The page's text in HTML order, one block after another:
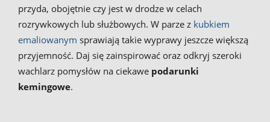
przyda, obojętnie czy jest w drodze w celach
rozrywkowych lub służbowych. W parze z kubkiem
emaliowanym sprawiają takie wyprawy jeszcze większą
przyjemność. Daj się zainspirować oraz odkryj szeroki
wachlarz pomysłów na ciekawe podarunki
kemingowe.